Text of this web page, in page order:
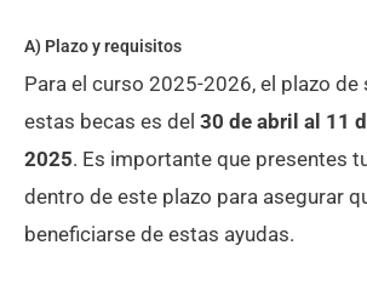
A) Plazo y requisitos
Para el curso 2025-2026, el plazo
estas becas es del 30 de abril al 11
2025. Es importante que presentes
dentro de este plazo para asegurar
beneficiarse de estas ayudas.